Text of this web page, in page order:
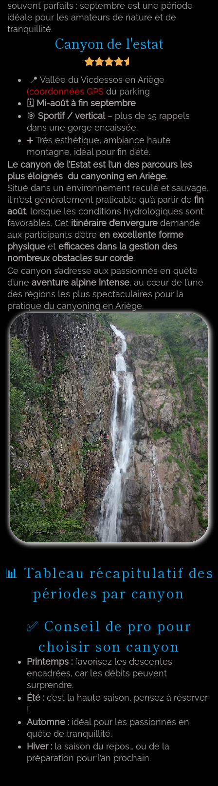
souvent parfaits : septembre est une période
idéale pour les amateurs de nature et de
tranquillité.
Canyon de l'estat
📍 Vallée du Vicdessos en Ariège
(coordonnées GPS du parking
🗓 Mi-août à fin septembre
🎯 Sportif / vertical– plus de 15 rappels
dans une gorge encaissée.
➕ Très esthétique, ambiance haute
montagne, idéal pour fin d’été.
Le canyon de l’Estat est l’un des parcours les
plus éloignés du canyoning en Ariège.
Situé dans un environnement reculé et sauvage,
il n’est généralement praticable qu’à partir de fin
août, lorsque les conditions hydrologiques sont
favorables. Cet itinéraire d’envergure demande
aux participants d’être en excellente forme
physique et efficaces dans la gestion des
nombreux obstacles sur corde.
Ce canyon s’adresse aux passionnés en quête
d’une aventure alpine intense, au cœur de l’une
des régions les plus spectaculaires pour la
pratique du canyoning en Ariège.
📊 Tableau récapitulatif des
périodes par canyon
✅ Conseil de pro pour
choisir son canyon
Printemps : favorisez les descentes
encadrées, car les débits peuvent
surprendre.
Été : c’est la haute saison, pensez à réserver
!
Automne : idéal pour les passionnés en
quête de tranquillité.
Hiver : la saison du repos… ou de la
préparation pour l’an prochain.